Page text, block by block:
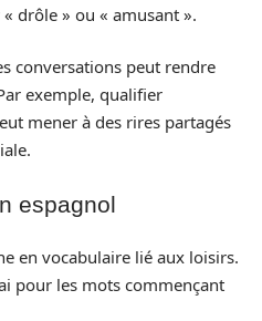
drôle » ou « amusant ».
conversations peut rendre
exemple, qualifier
mener à des rires partagés
espagnol
en vocabulaire lié aux loisirs.
pour les mots commençant